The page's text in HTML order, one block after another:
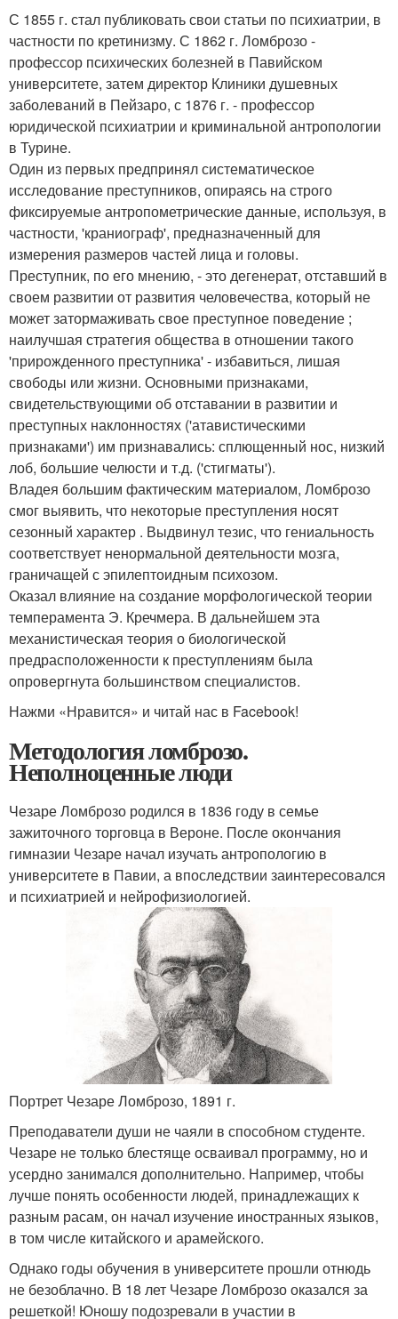
С 1855 г. стал публиковать свои статьи по психиатрии, в
частности по кретинизму. С 1862 г. Ломброзо -
профессор психических болезней в Павийском
университете, затем директор Клиники душевных
заболеваний в Пейзаро, с 1876 г. - профессор
юридической психиатрии и криминальной антропологии
в Турине.
Один из первых предпринял систематическое
исследование преступников, опираясь на строго
фиксируемые антропометрические данные, используя, в
частности, 'краниограф', предназначенный для
измерения размеров частей лица и головы.
Преступник, по его мнению, - это дегенерат, отставший в
своем развитии от развития человечества, который не
может затормаживать свое преступное поведение ;
наилучшая стратегия общества в отношении такого
'прирожденного преступника' - избавиться, лишая
свободы или жизни. Основными признаками,
свидетельствующими об отставании в развитии и
преступных наклонностях ('атавистическими
признаками') им признавались: сплющенный нос, низкий
лоб, большие челюсти и т.д. ('стигматы').
Владея большим фактическим материалом, Ломброзо
смог выявить, что некоторые преступления носят
сезонный характер . Выдвинул тезис, что гениальность
соответствует ненормальной деятельности мозга,
граничащей с эпилептоидным психозом.
Оказал влияние на создание морфологической теории
темперамента Э. Кречмера. В дальнейшем эта
механистическая теория о биологической
предрасположенности к преступлениям была
опровергнута большинством специалистов.
Нажми «Нравится» и читай нас в Facebook!
Методология ломброзо.
Неполноценные люди
Чезаре Ломброзо родился в 1836 году в семье
зажиточного торговца в Вероне. После окончания
гимназии Чезаре начал изучать антропологию в
университете в Павии, а впоследствии заинтересовался
и психиатрией и нейрофизиологией.
Портрет Чезаре Ломброзо, 1891 г.
Преподаватели души не чаяли в способном студенте.
Чезаре не только блестяще осваивал программу, но и
усердно занимался дополнительно. Например, чтобы
лучше понять особенности людей, принадлежащих к
разным расам, он начал изучение иностранных языков,
в том числе китайского и арамейского.
Однако годы обучения в университете прошли отнюдь
не безоблачно. В 18 лет Чезаре Ломброзо оказался за
решеткой! Юношу подозревали в участии в